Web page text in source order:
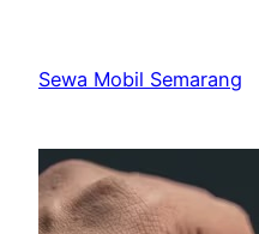
content
Sewa Mobil Semarang